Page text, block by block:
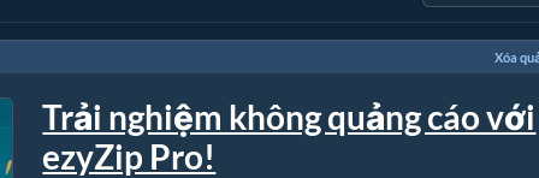
Xóa
Trải nghiệm không quảng cáo với
ezyZip Pro!